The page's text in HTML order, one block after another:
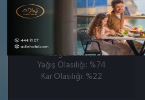
Hafif karlı
Nem: %66
Rüzgar: 8 km/h
Yağış Olasılığı: %74
Kar Olasılığı: %22